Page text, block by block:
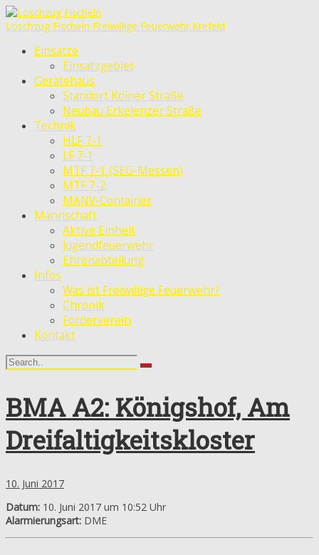
Löschzug Fischeln Freiwillige Feuerwehr Krefeld
Einsätze
Einsatzgebiet
Gerätehaus
Standort Kölner Straße
Neubau Erkelenzer Straße
Technik
HLF 7-1
LF 7-1
MTF 7-1 (SEG-Messen)
MTF 7-2
MANV-Container
Mannschaft
Aktive Einheit
Jugendfeuerwehr
Ehrenabteilung
Infos
Was ist Freiwillige Feuerwehr?
Chronik
Förderverein
Kontakt
BMA A2: Königshof, Am
Dreifaltigkeitskloster
10. Juni 2017
Datum: 10. Juni 2017 um 10:52 Uhr
Alarmierungsart: DME